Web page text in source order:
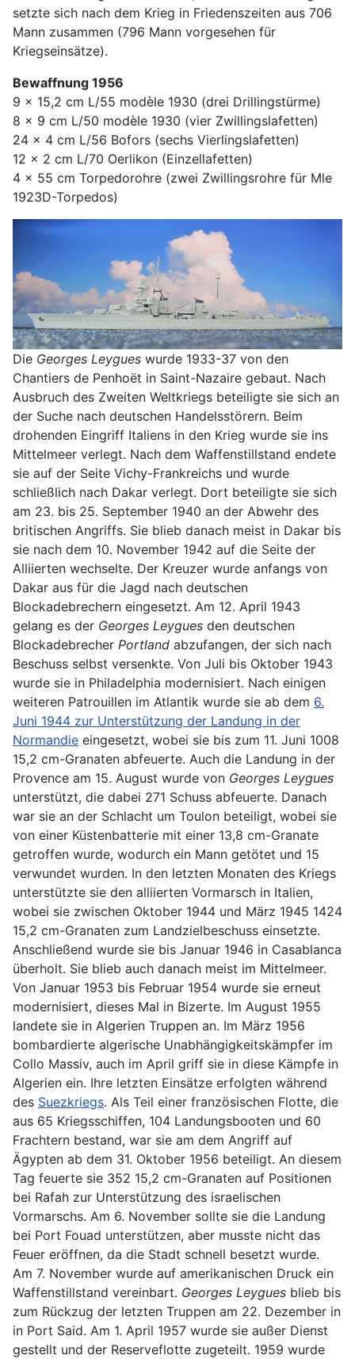
setzte sich nach dem Krieg in Friedenszeiten aus 706
Mann zusammen (796 Mann vorgesehen für
Kriegseinsätze).
Bewaffnung 1956
9 x 15,2 cm L/55 modèle 1930 (drei Drillingstürme)
8 x 9 cm L/50 modèle 1930 (vier Zwillingslafetten)
24 x 4 cm L/56 Bofors (sechs Vierlingslafetten)
12 x 2 cm L/70 Oerlikon (Einzellafetten)
4 x 55 cm Torpedorohre (zwei Zwillingsrohre für Mle
1923D-Torpedos)
Die Georges Leygues wurde 1933-37 von den
Chantiers de Penhoët in Saint-Nazaire gebaut. Nach
Ausbruch des Zweiten Weltkriegs beteiligte sie sich an
der Suche nach deutschen Handelsstörern. Beim
drohenden Eingriff Italiens in den Krieg wurde sie ins
Mittelmeer verlegt. Nach dem Waffenstillstand endete
sie auf der Seite Vichy-Frankreichs und wurde
schließlich nach Dakar verlegt. Dort beteiligte sie sich
am 23. bis 25. September 1940 an der Abwehr des
britischen Angriffs. Sie blieb danach meist in Dakar bis
sie nach dem 10. November 1942 auf die Seite der
Alliierten wechselte. Der Kreuzer wurde anfangs von
Dakar aus für die Jagd nach deutschen
Blockadebrechern eingesetzt. Am 12. April 1943
gelang es der Georges Leygues den deutschen
Blockadebrecher Portland abzufangen, der sich nach
Beschuss selbst versenkte. Von Juli bis Oktober 1943
wurde sie in Philadelphia modernisiert. Nach einigen
weiteren Patrouillen im Atlantik wurde sie ab dem 6.
Juni 1944 zur Unterstützung der Landung in der
Normandie eingesetzt, wobei sie bis zum 11. Juni 1008
15,2 cm-Granaten abfeuerte. Auch die Landung in der
Provence am 15. August wurde von Georges Leygues
unterstützt, die dabei 271 Schuss abfeuerte. Danach
war sie an der Schlacht um Toulon beteiligt, wobei sie
von einer Küstenbatterie mit einer 13,8 cm-Granate
getroffen wurde, wodurch ein Mann getötet und 15
verwundet wurden. In den letzten Monaten des Kriegs
unterstützte sie den alliierten Vormarsch in Italien,
wobei sie zwischen Oktober 1944 und März 1945 1424
15,2 cm-Granaten zum Landzielbeschuss einsetzte.
Anschließend wurde sie bis Januar 1946 in Casablanca
überholt. Sie blieb auch danach meist im Mittelmeer.
Von Januar 1953 bis Februar 1954 wurde sie erneut
modernisiert, dieses Mal in Bizerte. Im August 1955
landete sie in Algerien Truppen an. Im März 1956
bombardierte algerische Unabhängigkeitskämpfer im
Collo Massiv, auch im April griff sie in diese Kämpfe in
Algerien ein. Ihre letzten Einsätze erfolgten während
des Suezkriegs. Als Teil einer französischen Flotte, die
aus 65 Kriegsschiffen, 104 Landungsbooten und 60
Frachtern bestand, war sie am dem Angriff auf
Ägypten ab dem 31. Oktober 1956 beteiligt. An diesem
Tag feuerte sie 352 15,2 cm-Granaten auf Positionen
bei Rafah zur Unterstützung des israelischen
Vormarschs. Am 6. November sollte sie die Landung
bei Port Fouad unterstützen, aber musste nicht das
Feuer eröffnen, da die Stadt schnell besetzt wurde.
Am 7. November wurde auf amerikanischen Druck ein
Waffenstillstand vereinbart. Georges Leygues blieb bis
zum Rückzug der letzten Truppen am 22. Dezember in
in Port Said. Am 1. April 1957 wurde sie außer Dienst
gestellt und der Reserveflotte zugeteilt. 1959 wurde